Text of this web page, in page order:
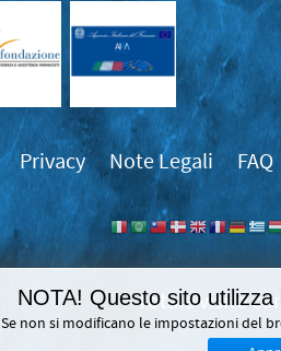
Privacy Note Legali FAQ
NOTA! Questo sito
Se non si modificano le impostazioni del